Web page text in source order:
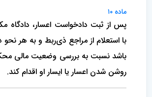
ماده ۱۰
پس از ثبت دادخواست اعسار، دادگاه
با استعلام از مراجع ذی‌ربط و به هر
باشد نسبت به بررسی وضعیت مالی
روشن شدن اعسار یا ایسار او اقدام کند.